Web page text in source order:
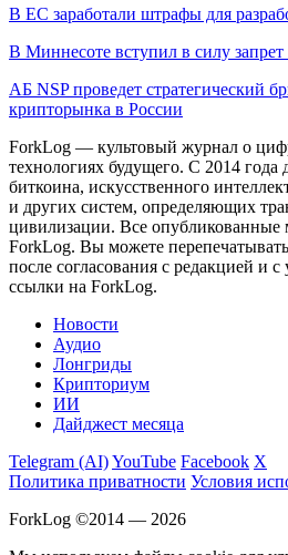
В ЕС заработали штрафы для
В Миннесоте вступил в силу
АБ NSP проведет стратегический
крипторынка в России
ForkLog — культовый журнал о
технологиях будущего. С 2014 года
биткоина, искусственного
и других систем, определяющих
цивилизации. Все опубликованные
ForkLog. Вы можете
после согласования с редакцией и
ссылки на ForkLog.
Новости
Аудио
Лонгриды
Крипториум
ИИ
Дайджест месяца
Telegram (AI)YouTube Facebook X
Политика приватности Условия
ForkLog ©2014 — 2026